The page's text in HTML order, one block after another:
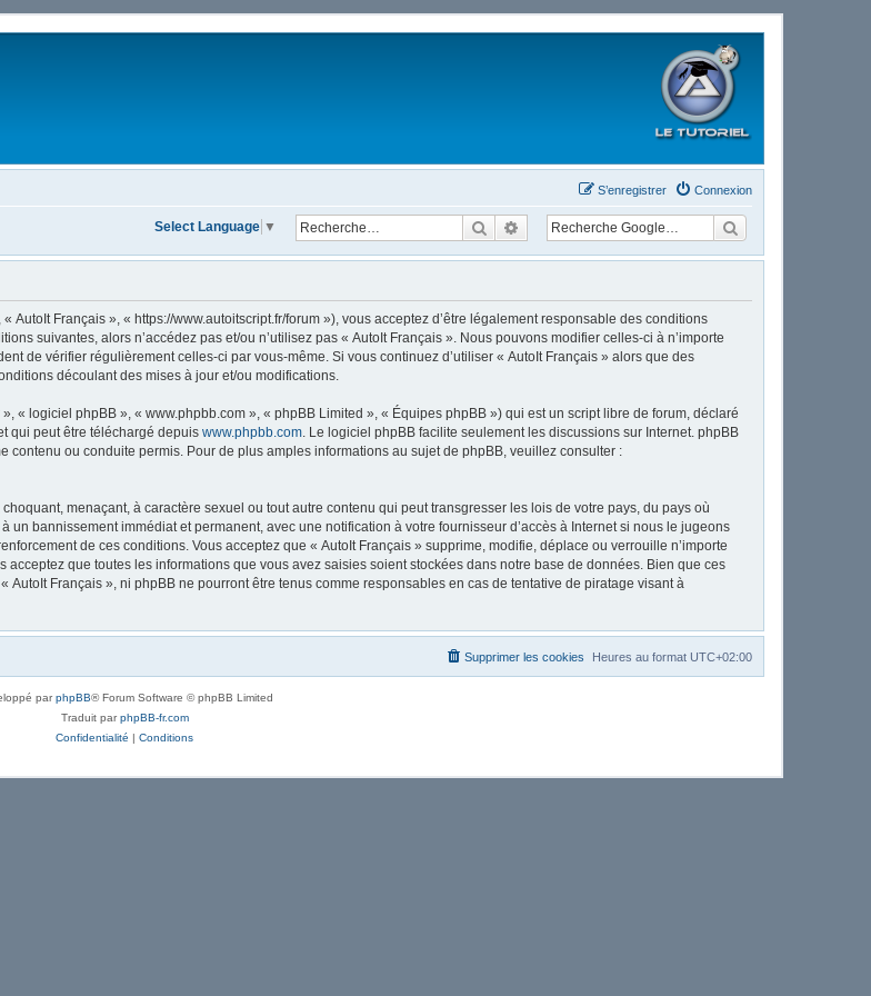
Connexion
S’enregistrer
RechercherRecherche avancée
Select Language ▼
AutoIt Français », « https://www.autoitscript.fr/forum »), vous acceptez d’être légalement responsable des conditions
suivantes, alors n’accédez pas et/ou n’utilisez pas « AutoIt Français ». Nous pouvons modifier celles-ci à n’importe
de vérifier régulièrement celles-ci par vous-même. Si vous continuez d’utiliser « AutoIt Français » alors que des
découlant des mises à jour et/ou modifications.
« logiciel phpBB », « www.phpbb.com », « phpBB Limited », « Équipes phpBB ») qui est un script libre de forum, déclaré
qui peut être téléchargé depuis www.phpbb.com. Le logiciel phpBB facilite seulement les discussions sur Internet. phpBB
contenu ou conduite permis. Pour de plus amples informations au sujet de phpBB, veuillez consulter :
menaçant, à caractère sexuel ou tout autre contenu qui peut transgresser les lois de votre pays, du pays où
bannissement immédiat et permanent, avec une notification à votre fournisseur d’accès à Internet si nous le jugeons
de ces conditions. Vous acceptez que « AutoIt Français » supprime, modifie, déplace ou verrouille n’importe
que toutes les informations que vous avez saisies soient stockées dans notre base de données. Bien que ces
Français », ni phpBB ne pourront être tenus comme responsables en cas de tentative de piratage visant à
Heures au format UTC+02:00
Supprimer les cookies
parphpBB® Forum Software © phpBB Limited
Traduit parphpBB-fr.com
Confidentialité | Conditions